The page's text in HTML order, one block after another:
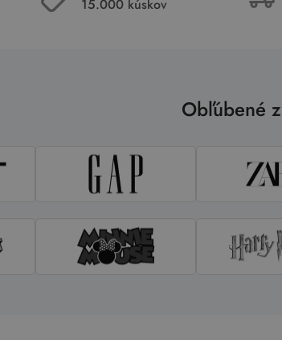
15.000 kúskov
Obľúbené